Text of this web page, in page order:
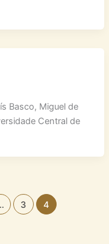
Basco, Miguel de
Central de
3 4